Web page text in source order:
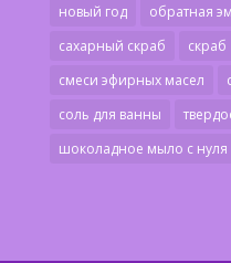
новый год
обратная
сахарный скраб
скраб
смеси эфирных масел
соль для ванны
шоколадное мыло с нуля